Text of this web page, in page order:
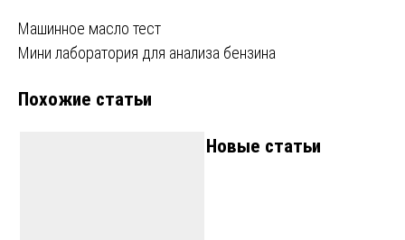
Навигация
записям
Машинное масло тест
Мини лаборатория для анализа бензина
Похожие статьи
Новые статьи